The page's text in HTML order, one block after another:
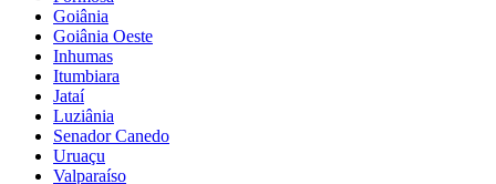
Goiânia
Goiânia Oeste
Inhumas
Itumbiara
Jataí
Luziânia
Senador Canedo
Uruaçu
Valparaíso